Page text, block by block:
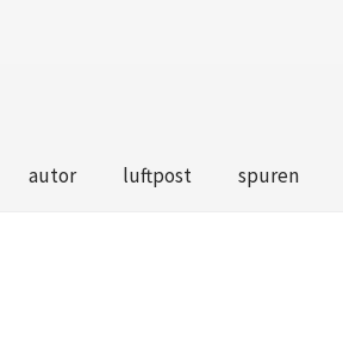
autor luftpost spuren